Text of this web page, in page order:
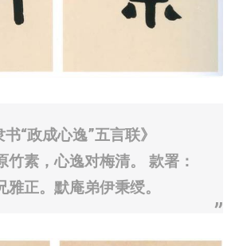
“政成心逸”五言联》
竹素，心逸对梅清。 款署：
雅正。默庵弟伊秉绶。